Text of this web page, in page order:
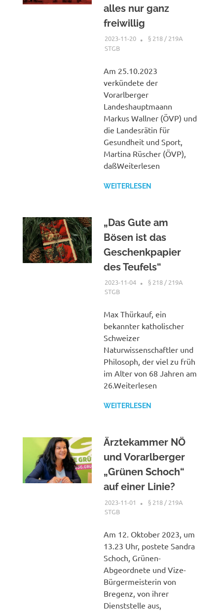
alles nur ganz
freiwillig
2023-11-20 XX
§ 218 / 219A
STGB
Am 25.10.2023
verkündete der
Vorarlberger
Landeshauptmaann
Markus Wallner (ÖVP) und
die Landesrätin für
Gesundheit und Sport,
Martina Rüscher (ÖVP),
daßWeiterlesen
WEITERLESEN
„Das Gute am
Bösen ist das
Geschenkpapier
des Teufels“
2023-11-04 XX
§ 218 / 219A
STGB
Max Thürkauf, ein
bekannter katholischer
Schweizer
Naturwissenschaftler und
Philosoph, der viel zu früh
im Alter von 68 Jahren am
26.Weiterlesen
WEITERLESEN
Ärztekammer NÖ
und Vorarlberger
„Grünen Schoch“
auf einer Linie?
2023-11-01 XX
§ 218 / 219A
STGB
Am 12. Oktober 2023, um
13.23 Uhr, postete Sandra
Schoch, Grünen-
Abgeordnete und Vize-
Bürgermeisterin von
Bregenz, von ihrer
Dienststelle aus,